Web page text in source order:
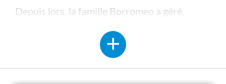
Depuis lors, la famille Borromeo a géré,
aujourd'hui des sites culturels et naturels
capables d'offrir une expérience immersive
dans l'histoire et l'art, commençant au XVe